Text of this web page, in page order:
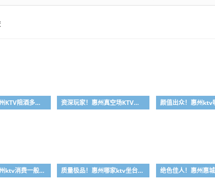
特色经营！惠州KTV陪酒多少钱-首选凯丽华酒店KTV会所消费行情推荐 资深玩家！惠州真空场KTV是干嘛的-首选大富豪酒店KTV会所消费行情推荐
最佳选择！惠州ktv消费一般多少钱-首选金朗娱乐ktv会所消费行情推荐 质量极品！惠州哪家ktv坐台小费最高-首选喜悦酒店ktv会所消费行情推荐